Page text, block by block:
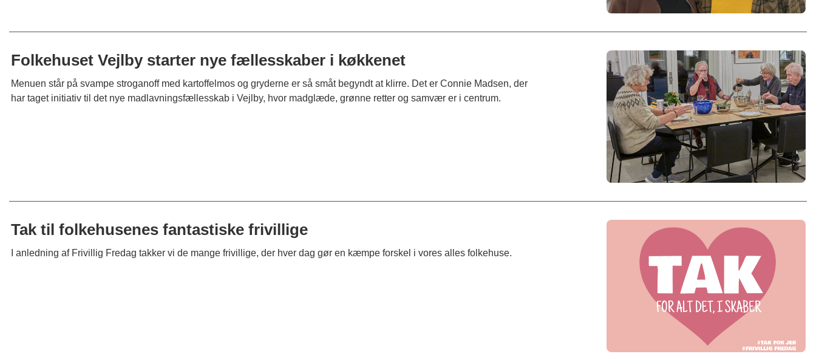
Folkehuset Vejlby starter nye fællesskaber i køkkenet
Menuen står på svampe stroganoff med kartoffelmos og gryderne er så småt begyndt at klirre. Det er Connie Madsen, der
har taget initiativ til det nye madlavningsfællesskab i Vejlby, hvor madglæde, grønne retter og samvær er i centrum.
Tak til folkehusenes fantastiske frivillige
I anledning af Frivillig Fredag takker vi de mange frivillige, der hver dag gør en kæmpe forskel i vores alles folkehuse.